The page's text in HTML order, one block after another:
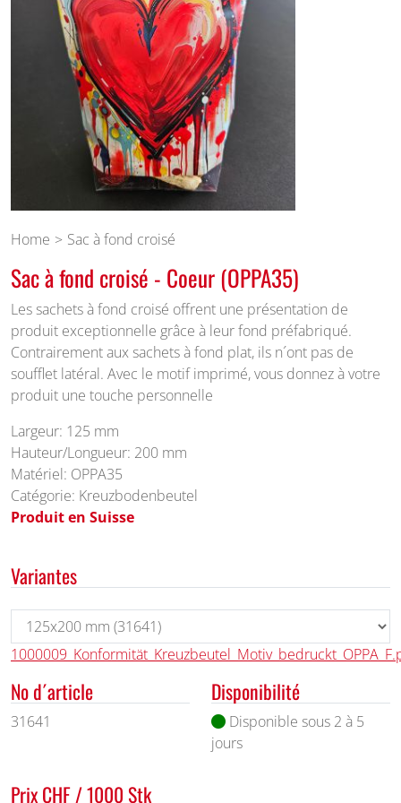
Home Sac à fond croisé
Sac à fond croisé - Coeur (OPPA35)
Les sachets à fond croisé offrent une présentation de
produit exceptionnelle grâce à leur fond préfabriqué.
Contrairement aux sachets à fond plat, ils n´ont pas de
soufflet latéral. Avec le motif imprimé, vous donnez à votre
produit une touche personnelle
Largeur: 125 mm
Hauteur/Longueur: 200 mm
Matériel: OPPA35
Catégorie: Kreuzbodenbeutel
Produit en Suisse
Variantes
No d´article
31641
Disponibilité
Disponible sous 2 à 5
jours
Prix CHF / 1000 Stk